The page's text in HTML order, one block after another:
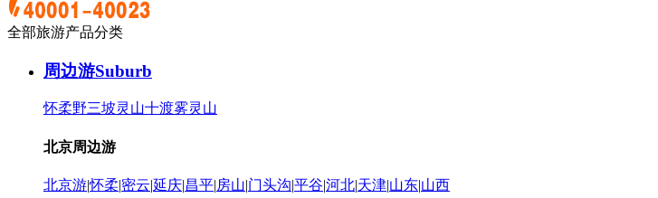
全部旅游产品分类
周边游Suburb
怀柔野三坡灵山十渡雾灵山
北京周边游
北京游|怀柔|密云|延庆|昌平|房山|门头沟|平谷|河北|天津|山东|山西